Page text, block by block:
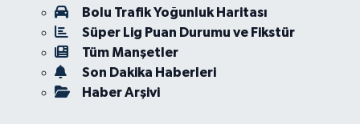
Bolu Trafik Yoğunluk Haritası
Süper Lig Puan Durumu ve Fikstür
Tüm Manşetler
Son Dakika Haberleri
Haber Arşivi